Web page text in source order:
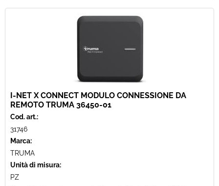
I-NET X CONNECT MODULO CONNESSIONE DA
REMOTO TRUMA 36450-01
Cod. art.:
31746
Marca:
TRUMA
Unità di misura:
PZ